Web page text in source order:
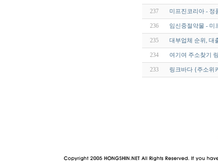
237 미프진코리아 - 정
236 임신중절약물 - 미
235 대부업체 순위, 대
234 여기여 주소찾기
233 링크바다 {주소위